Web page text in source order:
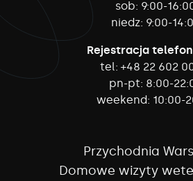
sob: 9:00-
niedz: 9:00-
Rejestracja
tel: +48 22 602
pn-pt: 8:00-
weekend: 10:00-
Przychodnia
Domowe wizyty